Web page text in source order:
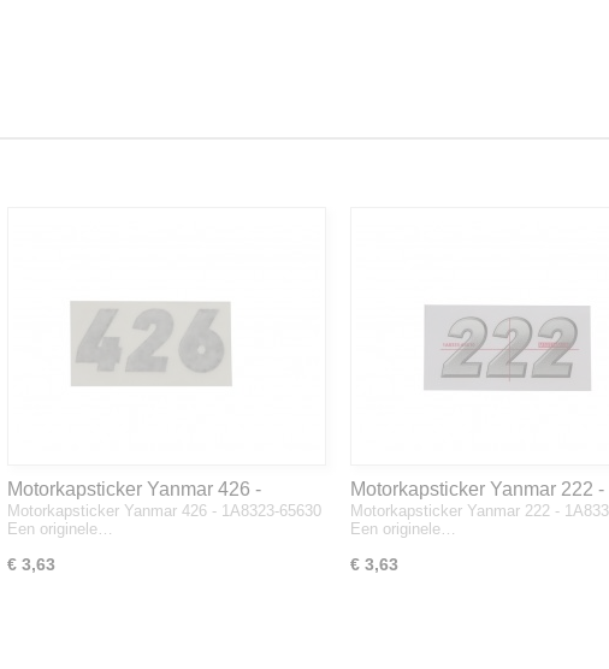
Motorkapsticker Yanmar 426 -
1A8323-65630
Motorkapsticker Yanmar 426 - 1A8323-65630
Een originele…
€ 3,63
Motorkapsticker Yanmar 222 -
1A8333-65610
Motorkapsticker Yanmar 222 -
Een originele…
€ 3,63